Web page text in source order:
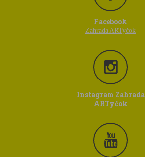
Facebook
Zahrada ARTyčok
Instagram Zahrada
ARTyčok